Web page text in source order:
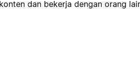
dan bekerja dengan orang